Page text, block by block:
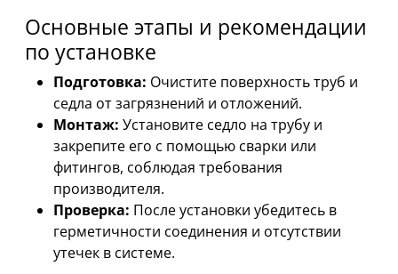
Основные этапы и рекомендации
по установке
Подготовка: Очистите поверхность труб и
седла от загрязнений и отложений.
Монтаж: Установите седло на трубу и
закрепите его с помощью сварки или
фитингов, соблюдая требования
производителя.
Проверка: После установки убедитесь в
герметичности соединения и отсутствии
утечек в системе.